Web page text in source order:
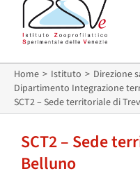
Home Istituto
Direzione
Dipartimento Integrazione
SCT2 – Sede territoriale di
SCT2 – Sede
Belluno